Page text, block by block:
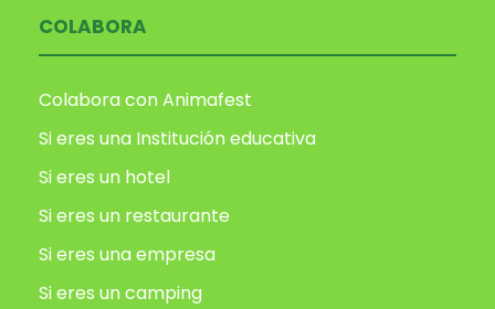
COLABORA
Colabora con Animafest
Si eres una Institución educativa
Si eres un hotel
Si eres un restaurante
Si eres una empresa
Si eres un camping